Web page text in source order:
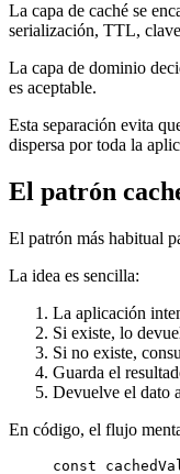
La capa de caché se
serialización, TTL,
La capa de dominio
es aceptable.
Esta separación evita
dispersa por toda la
El patrón
El patrón más habitual
La idea es sencilla:
La aplicación
Si existe, lo
Si no existe,
Guarda el
Devuelve el dato
En código, el flujo
const